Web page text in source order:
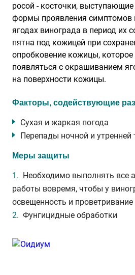
росой - косточки,
формы проявления симптомов
ягодах винограда в период их
пятна под кожицей при
опробковение кожицы, которое
появляться с окрашиванием
на поверхности кожицы.
Факторы, содействующие
Сухая и жаркая погода
Перепады ночной и утренней
Меры защиты
Необходимо выполнять все
работы вовремя, чтобы у
освещенность и проветривание
Фунгицидные обработки